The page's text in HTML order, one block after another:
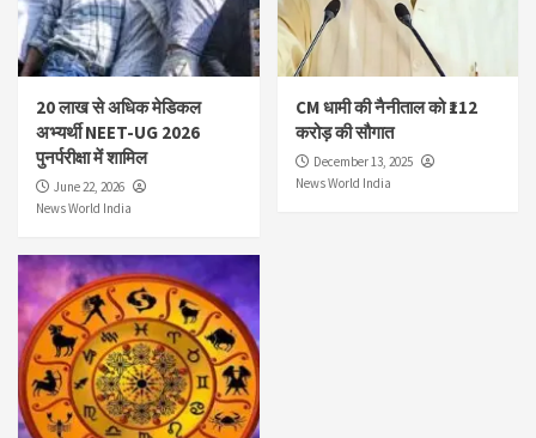
20 लाख से अधिक मेडिकल
अभ्यर्थी NEET-UG 2026
पुनर्परीक्षा में शामिल
June 22, 2026
News World India
CM धामी की नैनीताल को ₹112
करोड़ की सौगात
December 13, 2025
News World India